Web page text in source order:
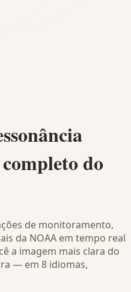
do
de monitoramento,
da NOAA em tempo real
a imagem mais clara do
— em 8 idiomas,